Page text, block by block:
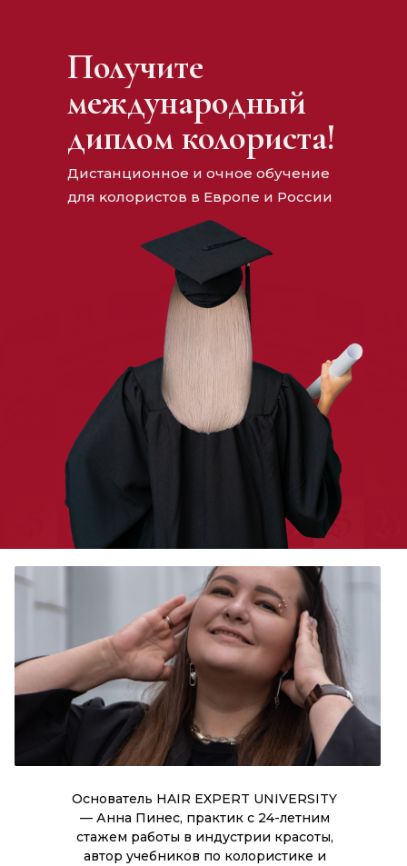
Дистанционное и очное обучение
для ĸолористов в Европе и России
Основатель HAIR EXPERT UNIVERSITY
— Анна Пинес, практик с 24-летним
стажем работы в индустрии красоты,
автор учебников по колористике и
Получите
международный
диплом колориста!